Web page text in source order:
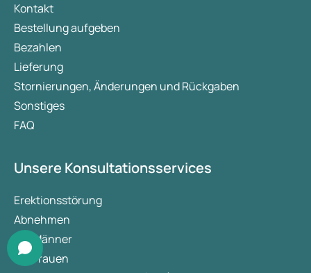
Kontakt
Bestellung aufgeben
Bezahlen
Lieferung
Stornierungen, Änderungen und Rückgaben
Sonstiges
FAQ
Unsere Konsultationsservices
Erektionsstörung
Abnehmen
Für Männer
Für Frauen